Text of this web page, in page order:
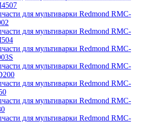
для мультиварки Redmond RMC-
для мультиварки Redmond RMC-
для мультиварки Redmond RMC-
для мультиварки Redmond RMC-
для мультиварки Redmond RMC-
для мультиварки Redmond RMC-
для мультиварки Redmond RMC-